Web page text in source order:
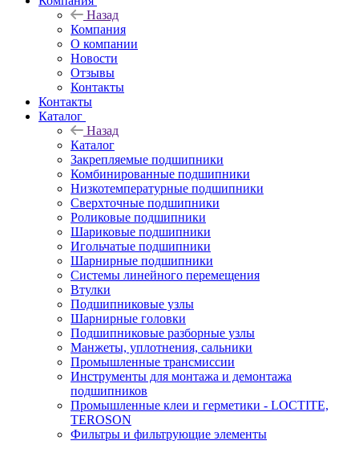
Назад
Компания
О компании
Новости
Отзывы
Контакты
Контакты
Каталог
Назад
Каталог
Закрепляемые подшипники
Комбинированные подшипники
Низкотемпературные подшипники
Сверхточные подшипники
Роликовые подшипники
Шариковые подшипники
Игольчатые подшипники
Шарнирные подшипники
Системы линейного перемещения
Втулки
Подшипниковые узлы
Шарнирные головки
Подшипниковые разборные узлы
Манжеты, уплотнения, сальники
Промышленные трансмиссии
Инструменты для монтажа и демонтажа
подшипников
Промышленные клеи и герметики - LOCTITE,
TEROSON
Фильтры и фильтрующие элементы